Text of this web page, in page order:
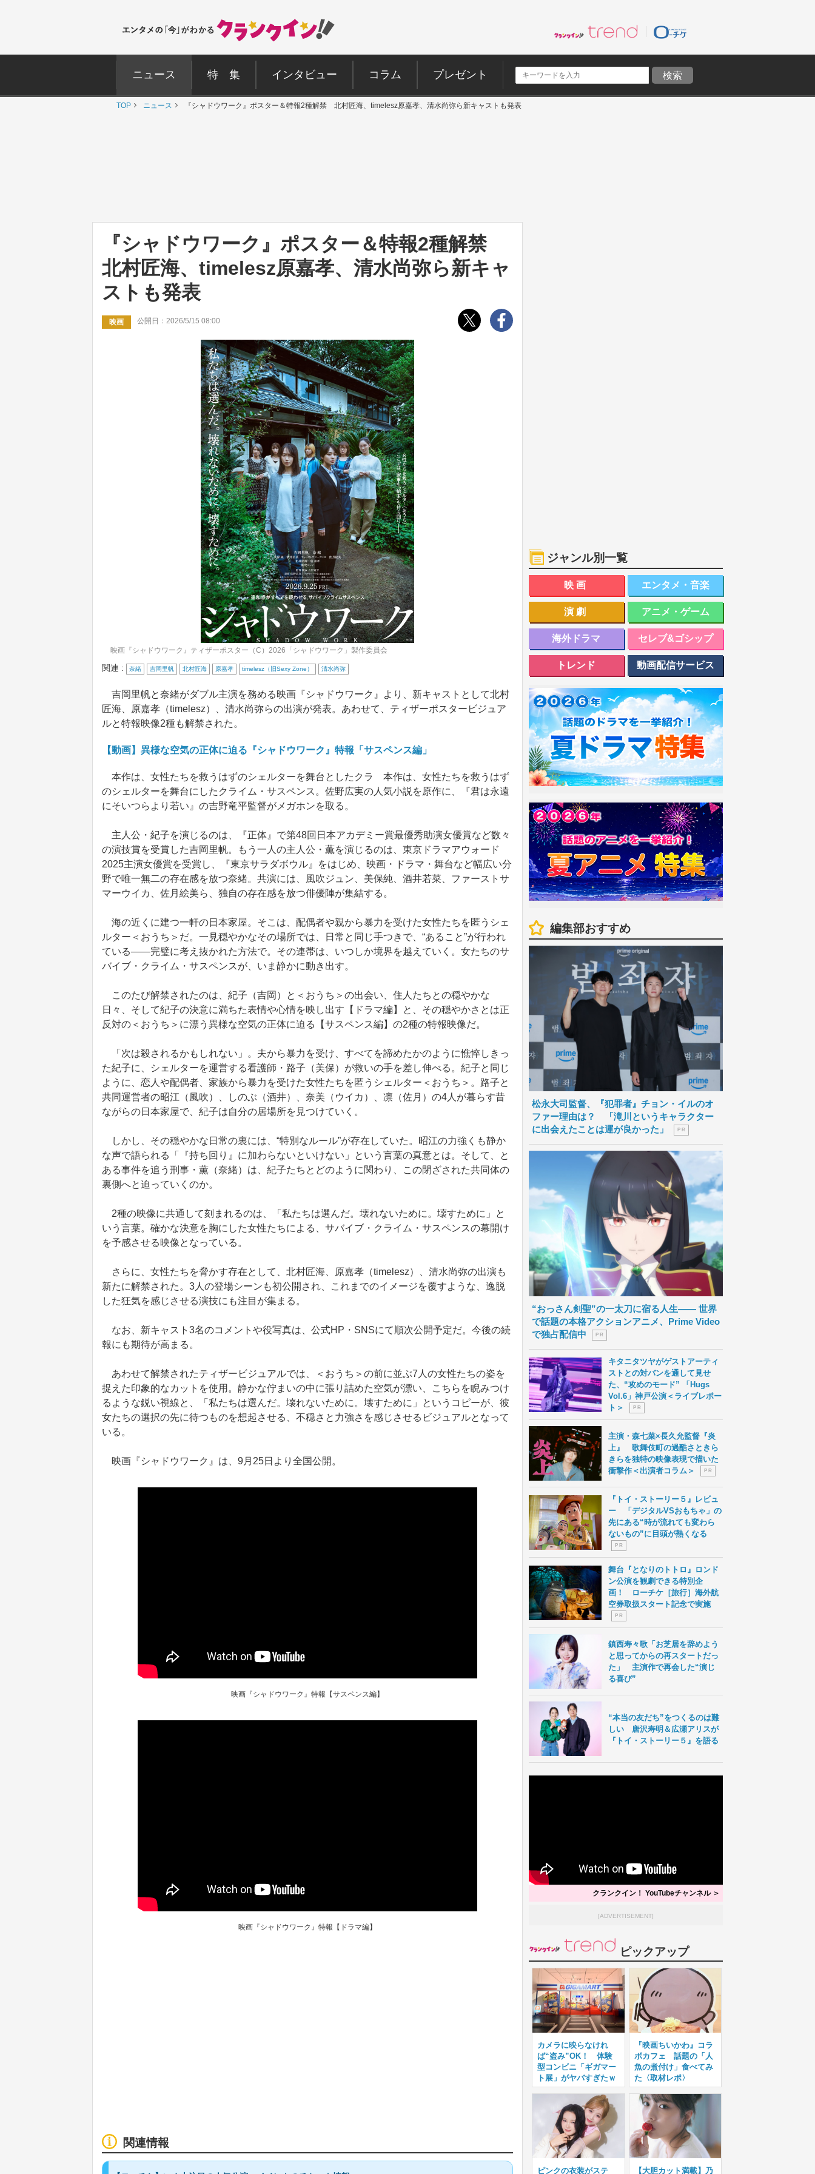
ニュース 特 集 インタビュー コラム プレゼント
TOP ニュース 『シャドウワーク』ポスター＆特報2種解禁 北村匠海、timelesz原嘉孝、清水尚弥ら新キャストも発表
『シャドウワーク』ポスター＆特報2種解禁
北村匠海、timelesz原嘉孝、清水尚弥ら新キャ
ストも発表
映画 公開日：2026/5/15 08:00
映画『シャドウワーク』ティザーポスター（C）2026「シャドウワーク」製作委員会
関連 : 奈緒 吉岡里帆 北村匠海 原嘉孝 timelesz（旧Sexy Zone） 清水尚弥
吉岡里帆と奈緒がダブル主演を務める映画『シャドウワーク』より、新キャストとして北村
匠海、原嘉孝（timelesz）、清水尚弥らの出演が発表。あわせて、ティザーポスタービジュア
ルと特報映像2種も解禁された。
【動画】異様な空気の正体に迫る『シャドウワーク』特報「サスペンス編」
本作は、女性たちを救うはずのシェルターを舞台としたクラ 本作は、女性たちを救うはず
のシェルターを舞台にしたクライム・サスペンス。佐野広実の人気小説を原作に、『君は永遠
にそいつらより若い』の吉野竜平監督がメガホンを取る。
主人公・紀子を演じるのは、『正体』で第48回日本アカデミー賞最優秀助演女優賞など数々
の演技賞を受賞した吉岡里帆。もう一人の主人公・薫を演じるのは、東京ドラマアウォード
2025主演女優賞を受賞し、『東京サラダボウル』をはじめ、映画・ドラマ・舞台など幅広い分
野で唯一無二の存在感を放つ奈緒。共演には、風吹ジュン、美保純、酒井若菜、ファーストサ
マーウイカ、佐月絵美ら、独自の存在感を放つ俳優陣が集結する。
海の近くに建つ一軒の日本家屋。そこは、配偶者や親から暴力を受けた女性たちを匿うシェ
ルター＜おうち＞だ。一見穏やかなその場所では、日常と同じ手つきで、“あること”が行われ
ている――完璧に考え抜かれた方法で。その連帯は、いつしか境界を越えていく。女たちのサ
バイブ・クライム・サスペンスが、いま静かに動き出す。
このたび解禁されたのは、紀子（吉岡）と＜おうち＞の出会い、住人たちとの穏やかな
日々、そして紀子の決意に満ちた表情や心情を映し出す【ドラマ編】と、その穏やかさとは正
反対の＜おうち＞に漂う異様な空気の正体に迫る【サスペンス編】の2種の特報映像だ。
「次は殺されるかもしれない」。夫から暴力を受け、すべてを諦めたかのように憔悴しきっ
た紀子に、シェルターを運営する看護師・路子（美保）が救いの手を差し伸べる。紀子と同じ
ように、恋人や配偶者、家族から暴力を受けた女性たちを匿うシェルター＜おうち＞。路子と
共同運営者の昭江（風吹）、しのぶ（酒井）、奈美（ウイカ）、凛（佐月）の4人が暮らす昔
ながらの日本家屋で、紀子は自分の居場所を見つけていく。
しかし、その穏やかな日常の裏には、“特別なルール”が存在していた。昭江の力強くも静か
な声で語られる「『持ち回り』に加わらないといけない」という言葉の真意とは。そして、と
ある事件を追う刑事・薫（奈緒）は、紀子たちとどのように関わり、この閉ざされた共同体の
裏側へと迫っていくのか。
2種の映像に共通して刻まれるのは、「私たちは選んだ。壊れないために。壊すために」と
いう言葉。確かな決意を胸にした女性たちによる、サバイブ・クライム・サスペンスの幕開け
を予感させる映像となっている。
さらに、女性たちを脅かす存在として、北村匠海、原嘉孝（timelesz）、清水尚弥の出演も
新たに解禁された。3人の登場シーンも初公開され、これまでのイメージを覆すような、逸脱
した狂気を感じさせる演技にも注目が集まる。
なお、新キャスト3名のコメントや役写真は、公式HP・SNSにて順次公開予定だ。今後の続
報にも期待が高まる。
あわせて解禁されたティザービジュアルでは、＜おうち＞の前に並ぶ7人の女性たちの姿を
捉えた印象的なカットを使用。静かな佇まいの中に張り詰めた空気が漂い、こちらを睨みつけ
るような鋭い視線と、「私たちは選んだ。壊れないために。壊すために」というコピーが、彼
女たちの選択の先に待つものを想起させる、不穏さと力強さを感じさせるビジュアルとなって
いる。
映画『シャドウワーク』は、9月25日より全国公開。
映画『シャドウワーク』特報【サスペンス編】
映画『シャドウワーク』特報【ドラマ編】
関連情報
ジャンル別一覧
映画 エンタメ・音楽
演劇 アニメ・ゲーム
海外ドラマ セレブ&ゴシップ
トレンド 動画配信サービス
編集部おすすめ
松永大司監督、『犯罪者』チョン・イルのオ
ファー理由は？ 「滝川というキャラクター
に出会えたことは運が良かった」
P R
“おっさん剣聖”の一太刀に宿る人生―― 世界
で話題の本格アクションアニメ、Prime Video
で独占配信中
P R
キタニタツヤがゲストアーティ
ストとの対バンを通して見せ
た、“攻めのモード” 「Hugs
Vol.6」神戸公演＜ライブレポー
ト＞
P R
主演・森七菜×長久允監督『炎
上』 歌舞伎町の過酷さときら
きらを独特の映像表現で描いた
衝撃作＜出演者コラム＞
P R
『トイ・ストーリー５』レビュ
ー 「デジタルVSおもちゃ」の
先にある“時が流れても変わら
ないもの”に目頭が熱くなる
P R
舞台『となりのトトロ』ロンド
ン公演を観劇できる特別企
画！ ローチケ［旅行］海外航
空券取扱スタート記念で実施
P R
鎮西寿々歌「お芝居を辞めよう
と思ってからの再スタートだっ
た」 主演作で再会した“演じ
る喜び”
“本当の友だち”をつくるのは難
しい 唐沢寿明＆広瀬アリスが
『トイ・ストーリー５』を語る
クランクイン！ YouTubeチャンネル ＞
[ADVERTISEMENT]
ピックアップ
カメラに映らなけれ
ば“盗み”OK！ 体験
型コンビニ「ギガマー
ト展」がヤバすぎたｗ
『映画ちいかわ』コラ
ボカフェ 話題の「人
魚の煮付け」食べてみ
た〈取材レポ〉
ピンクの衣装がステ 【大胆カット満載】乃